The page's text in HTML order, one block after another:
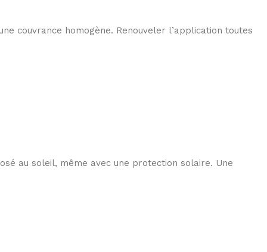
couvrance homogène. Renouveler l’application toutes
au soleil, même avec une protection solaire. Une